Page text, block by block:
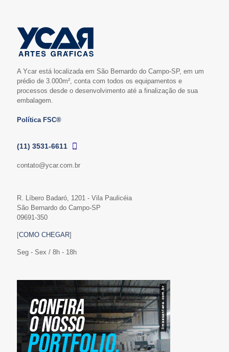
A Ycar está localizada em São Bernardo do Campo-SP, em um
prédio de 3.000m², conta com todos os equipamentos e
processos desde o desenvolvimento até a finalização de sua
embalagem.
Política FSC®
(11) 3531-6611
contato@ycar.com.br
R. Líbero Badaró, 1201 - Vila Paulicéia
São Bernardo do Campo-SP
09691-350
[COMO CHEGAR]
Seg - Sex / 8h - 18h